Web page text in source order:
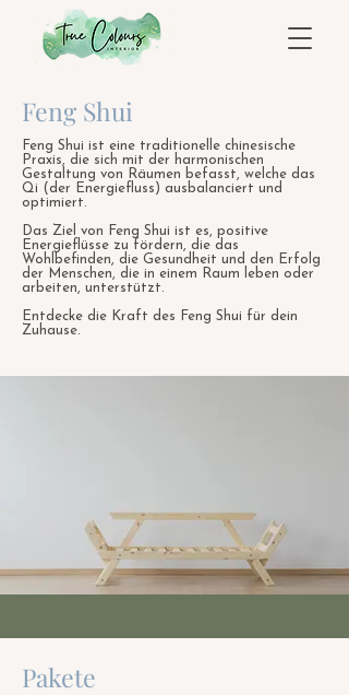
Feng Shui
Feng Shui ist eine traditionelle chinesische
Praxis, die sich mit der harmonischen
Gestaltung von Räumen befasst, welche das
Qi (der Energiefluss) ausbalanciert und
optimiert.
Das Ziel von Feng Shui ist es, positive
Energieflüsse zu fördern, die das
Wohlbefinden, die Gesundheit und den Erfolg
der Menschen, die in einem Raum leben oder
arbeiten, unterstützt.
Entdecke die Kraft des Feng Shui für dein
Zuhause.
Pakete